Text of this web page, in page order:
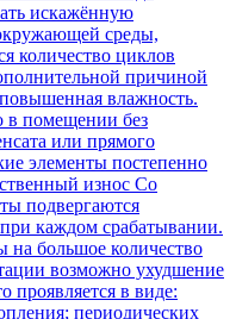
искажённую
среды,
количество циклов
причиной
влажность.
в помещении без
или прямого
элементы постепенно
износ Со
подвергаются
каждом срабатывании.
на большое количество
возможно ухудшение
проявляется в виде:
периодических